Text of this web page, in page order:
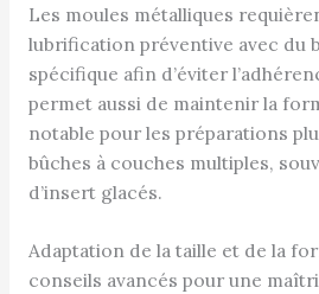
Les moules métalliques
lubrification préventive avec du
spécifique afin d’éviter
permet aussi de maintenir la
notable pour les préparations
bûches à couches multiples,
d’insert glacés.
Adaptation de la taille et de la
conseils avancés pour une